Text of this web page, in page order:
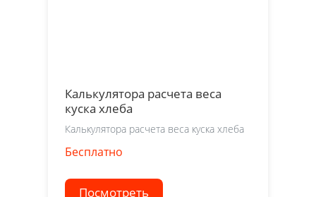
Калькулятора расчета веса
куска хлеба
Калькулятора расчета веса куска хлеба
Бесплатно
Посмотреть